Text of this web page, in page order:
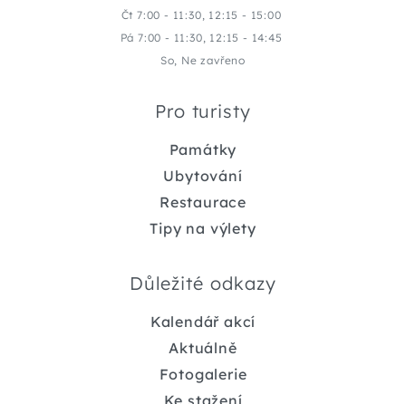
Čt 7:00 - 11:30, 12:15 - 15:00
Pá 7:00 - 11:30, 12:15 - 14:45
So, Ne zavřeno
Pro turisty
Památky
Ubytování
Restaurace
Tipy na výlety
Důležité odkazy
Kalendář akcí
Aktuálně
Fotogalerie
Ke stažení